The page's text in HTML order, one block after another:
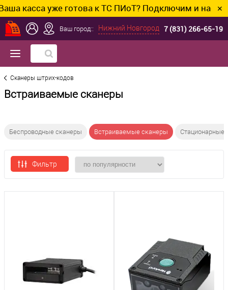
уже готова к ТС ПИоТ? Подключим и настроим ✕
Ваш город:: Нижний Новгород 7 (831) 266-65-19
Сканеры штрих-кодов
Встраиваемые сканеры
Беспроводные сканеры Встраиваемые сканеры Стационарные
Фильтр